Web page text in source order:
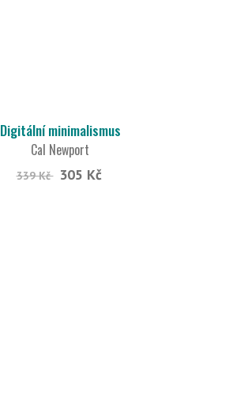
Digitální minimalismus
Cal Newport
339 Kč 305 Kč